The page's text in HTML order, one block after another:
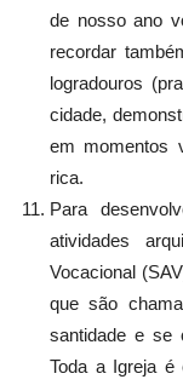
de nosso ano
recordar
logradouros
cidade,
em momentos
rica.
Para
atividades
Vocacional
que são
santidade e se
Toda a Igreja é